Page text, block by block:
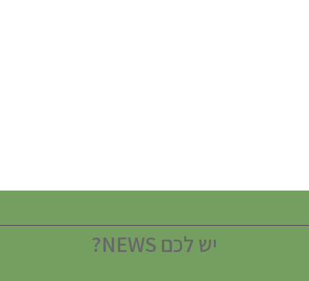
יש לכם NEWS?